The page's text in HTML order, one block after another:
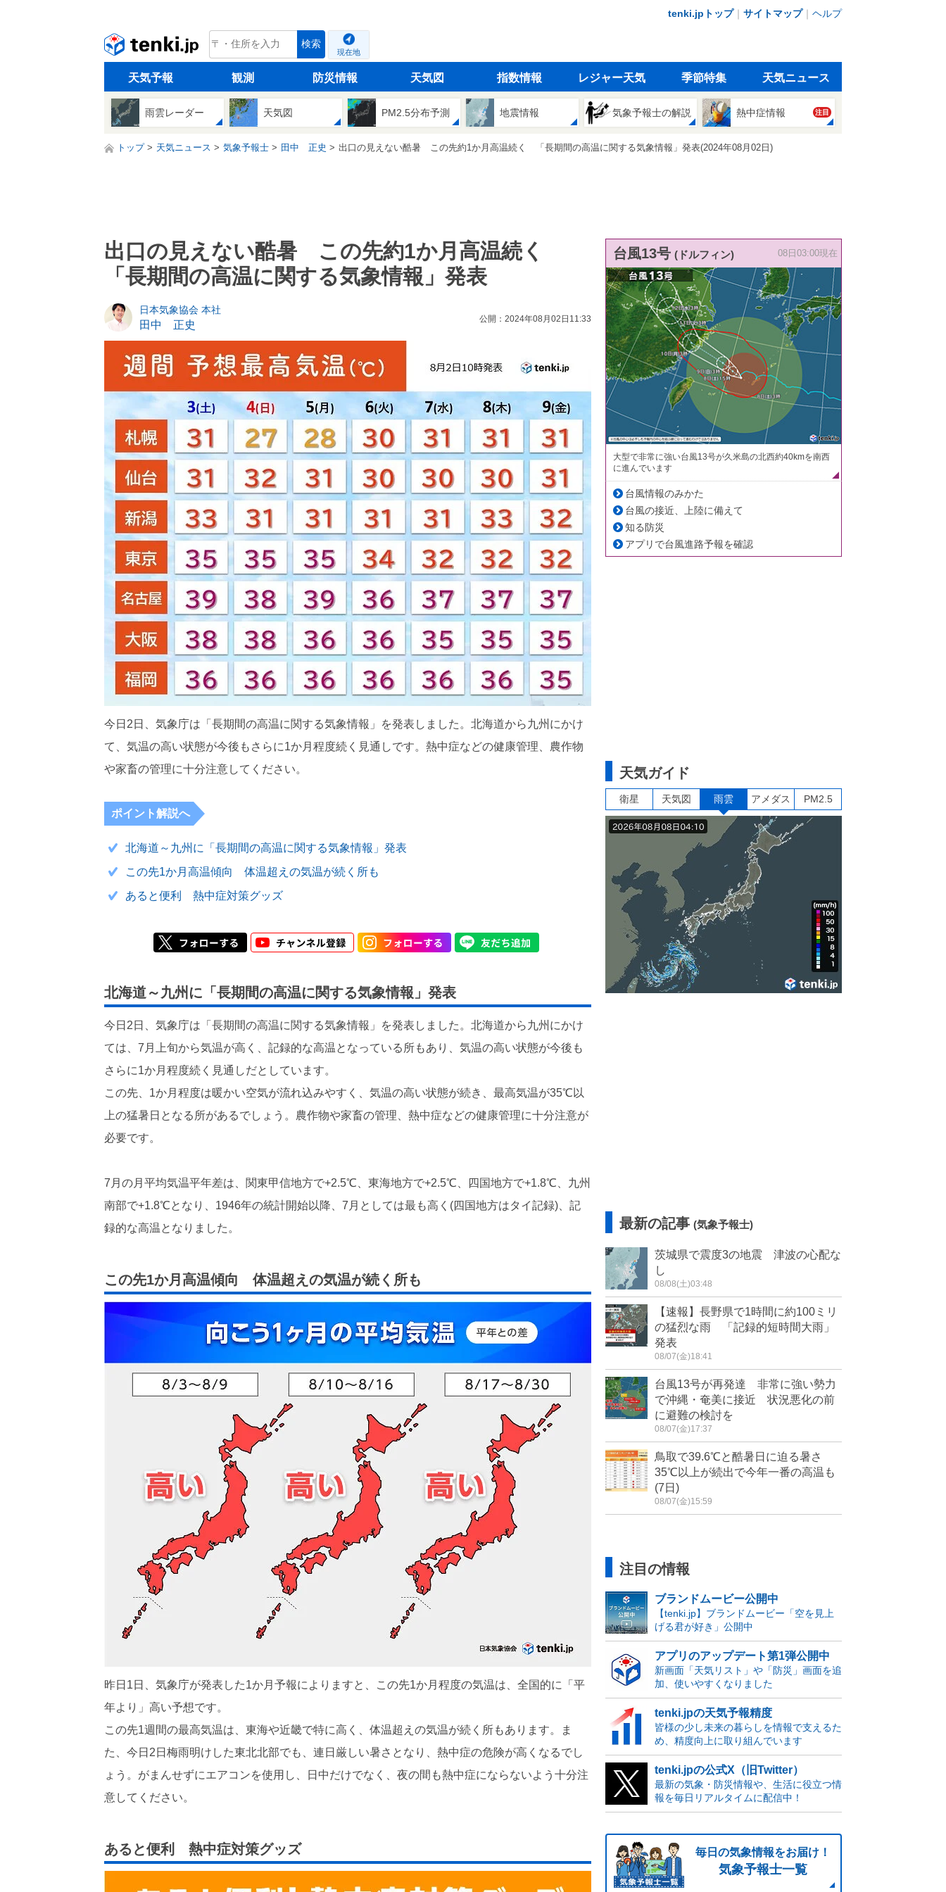
tenki.jpトップ｜ サイトマップ｜ ヘルプ
tenki.jp 検索
現在地
天気予報 観測 防災情報 天気図 指数情報 レジャー天気 季節特集 天気ニュース
雨雲レーダー 天気図 PM2.5分布予測 地震情報 気象予報士の解説 熱中症情報 注目
トップ 天気ニュース 気象予報士 田中 正史 出口の見えない酷暑 この先約1か月高温続く 「長期間の高温に関する気象情報」発表(2024年08月02日)
出口の見えない酷暑 この先約1か月高温続く
「長期間の高温に関する気象情報」発表
日本気象協会 本社
田中 正史
公開：2024年08月02日11:33
今日2日、気象庁は「長期間の高温に関する気象情報」を発表しました。北海道から九州にかけ
て、気温の高い状態が今後もさらに1か月程度続く見通しです。熱中症などの健康管理、農作物
や家畜の管理に十分注意してください。
ポイント解説へ
北海道～九州に「長期間の高温に関する気象情報」発表
この先1か月高温傾向 体温超えの気温が続く所も
あると便利 熱中症対策グッズ
北海道～九州に「長期間の高温に関する気象情報」発表
今日2日、気象庁は「長期間の高温に関する気象情報」を発表しました。北海道から九州にかけ
ては、7月上旬から気温が高く、記録的な高温となっている所もあり、気温の高い状態が今後も
さらに1か月程度続く見通しだとしています。
この先、1か月程度は暖かい空気が流れ込みやすく、気温の高い状態が続き、最高気温が35℃以
上の猛暑日となる所があるでしょう。農作物や家畜の管理、熱中症などの健康管理に十分注意が
必要です。
7月の月平均気温平年差は、関東甲信地方で+2.5℃、東海地方で+2.5℃、四国地方で+1.8℃、九州
南部で+1.8℃となり、1946年の統計開始以降、7月としては最も高く(四国地方はタイ記録)、記
録的な高温となりました。
この先1か月高温傾向 体温超えの気温が続く所も
昨日1日、気象庁が発表した1か月予報によりますと、この先1か月程度の気温は、全国的に「平
年より」高い予想です。
この先1週間の最高気温は、東海や近畿で特に高く、体温超えの気温が続く所もあります。ま
た、今日2日梅雨明けした東北北部でも、連日厳しい暑さとなり、熱中症の危険が高くなるでし
ょう。がまんせずにエアコンを使用し、日中だけでなく、夜の間も熱中症にならないよう十分注
意してください。
あると便利 熱中症対策グッズ
台風13号 (ドルフィン) 08日03:00現在
大型で非常に強い台風13号が久米島の北西約40kmを南西
に進んでいます
台風情報のみかた
台風の接近、上陸に備えて
知る防災
アプリで台風進路予報を確認
天気ガイド
衛星 天気図 雨雲 アメダス PM2.5
最新の記事 (気象予報士)
茨城県で震度3の地震 津波の心配な
し
08/08(土)03:48
【速報】長野県で1時間に約100ミリ
の猛烈な雨 「記録的短時間大雨」
発表
08/07(金)18:41
台風13号が再発達 非常に強い勢力
で沖縄・奄美に接近 状況悪化の前
に避難の検討を
08/07(金)17:37
鳥取で39.6℃と酷暑日に迫る暑さ
35℃以上が続出で今年一番の高温も
(7日)
08/07(金)15:59
注目の情報
ブランドムービー公開中
【tenki.jp】ブランドムービー「空を見上
げる君が好き」公開中
アプリのアップデート第1弾公開中
新画面「天気リスト」や「防災」画面を追
加、使いやすくなりました
tenki.jpの天気予報精度
皆様の少し未来の暮らしを情報で支えるた
め、精度向上に取り組んでいます
tenki.jpの公式X（旧Twitter）
最新の気象・防災情報や、生活に役立つ情
報を毎日リアルタイムに配信中！
毎日の気象情報をお届け！
気象予報士一覧